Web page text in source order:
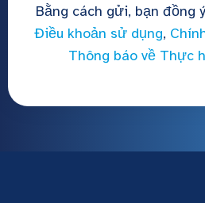
Bằng cách gửi, bạn đồng
Điều khoản sử dụng,
Thông báo về Thực